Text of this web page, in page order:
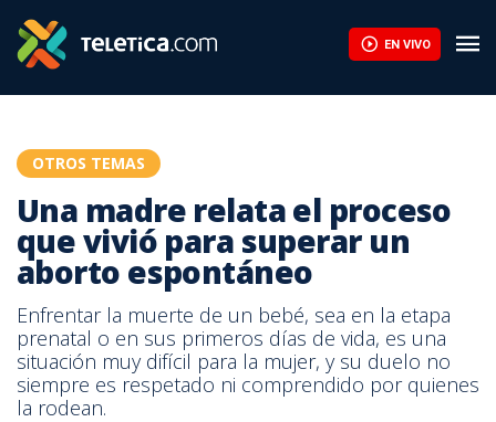
EN VIVO
OTROS TEMAS
Una madre relata el proceso
que vivió para superar un
aborto espontáneo
Enfrentar la muerte de un bebé, sea en la etapa
prenatal o en sus primeros días de vida, es una
situación muy difícil para la mujer, y su duelo no
siempre es respetado ni comprendido por quienes
la rodean.